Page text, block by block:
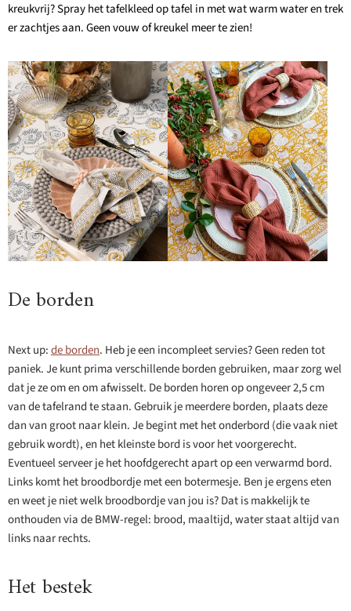
kreukvrij? Spray het tafelkleed op tafel in met wat warm water en trek
er zachtjes aan. Geen vouw of kreukel meer te zien!
De borden
Next up:de borden. Heb je een incompleet servies? Geen reden tot
paniek. Je kunt prima verschillende borden gebruiken, maar zorg wel
dat je ze om en om afwisselt. De borden horen op ongeveer 2,5 cm
van de tafelrand te staan. Gebruik je meerdere borden, plaats deze
dan van groot naar klein. Je begint met het onderbord (die vaak niet
gebruik wordt), en het kleinste bord is voor het voorgerecht.
Eventueel serveer je het hoofdgerecht apart op een verwarmd bord.
Links komt het broodbordje met een botermesje. Ben je ergens eten
en weet je niet welk broodbordje van jou is? Dat is makkelijk te
onthouden via de BMW-regel: brood, maaltijd, water staat altijd van
links naar rechts.
Het bestek